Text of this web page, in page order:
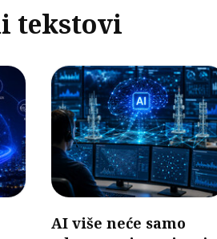
tekstovi
AI više neće samo